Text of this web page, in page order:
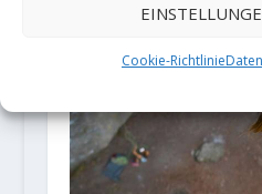
Cookie-Richtlinie